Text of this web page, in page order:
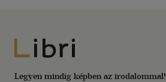
Libri
Legyen mindig képben az irodalommal!